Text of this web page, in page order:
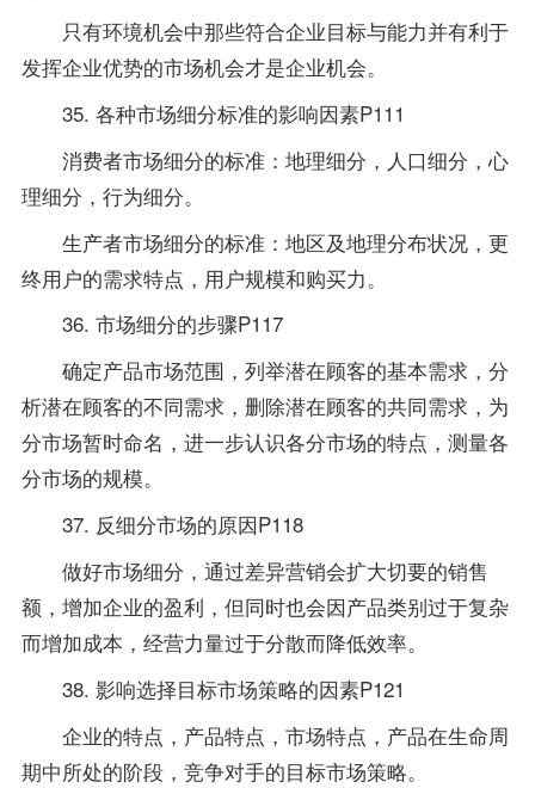
只有环境机会中那些符合企业目标与能力并有利于
发挥企业优势的市场机会才是企业机会。
35. 各种市场细分标准的影响因素P111
消费者市场细分的标准：地理细分，人口细分，心
理细分，行为细分。
生产者市场细分的标准：地区及地理分布状况，更
终用户的需求特点，用户规模和购买力。
36. 市场细分的步骤P117
确定产品市场范围，列举潜在顾客的基本需求，分
析潜在顾客的不同需求，删除潜在顾客的共同需求，为
分市场暂时命名，进一步认识各分市场的特点，测量各
分市场的规模。
37. 反细分市场的原因P118
做好市场细分，通过差异营销会扩大切要的销售
额，增加企业的盈利，但同时也会因产品类别过于复杂
而增加成本，经营力量过于分散而降低效率。
38. 影响选择目标市场策略的因素P121
企业的特点，产品特点，市场特点，产品在生命周
期中所处的阶段，竞争对手的目标市场策略。